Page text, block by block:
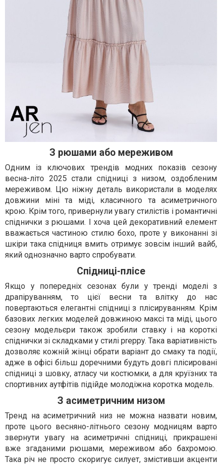
З рюшами або мереживом
Одним із ключових трендів модних показів сезону
весна-літо 2025 стали спідниці з низом, оздобленим
мереживом. Цю ніжну деталь використали в моделях
довжини міні та міді, класичного та асиметричного
крою. Крім того, привернули увагу стилістів і романтичні
спіднички з рюшами. І хоча цей декоративний елемент
вважається частиною стилю бохо, проте у виконанні зі
шкіри така спідниця вмить отримує зовсім інший вайб,
який однозначно варто спробувати.
Спідниці-плісе
Якщо у попередніх сезонах були у тренді моделі з
драпіруванням, то цієї весни та влітку до нас
повертаються елегантні спідниці з плісируванням. Крім
базових легких моделей довжиною максі та міді, цього
сезону модельєри також зробили ставку і на короткі
спіднички зі складками у стилі preppy. Така варіативність
дозволяє кожній жінці обрати варіант до смаку та події,
адже в офісі більш доречними будуть довгі плісировані
спідниці з шовку, атласу чи костюмки, а для круїзних та
спортивних аутфітів підійде молодіжна коротка модель.
З асиметричним низом
Тренд на асиметричний низ не можна назвати новим,
проте цього весняно-літнього сезону модницям варто
звернути увагу на асиметричні спідниці, прикрашені
вже згаданими рюшами, мереживом або бахромою.
Така річ не просто скоригує силует, змістивши акценти